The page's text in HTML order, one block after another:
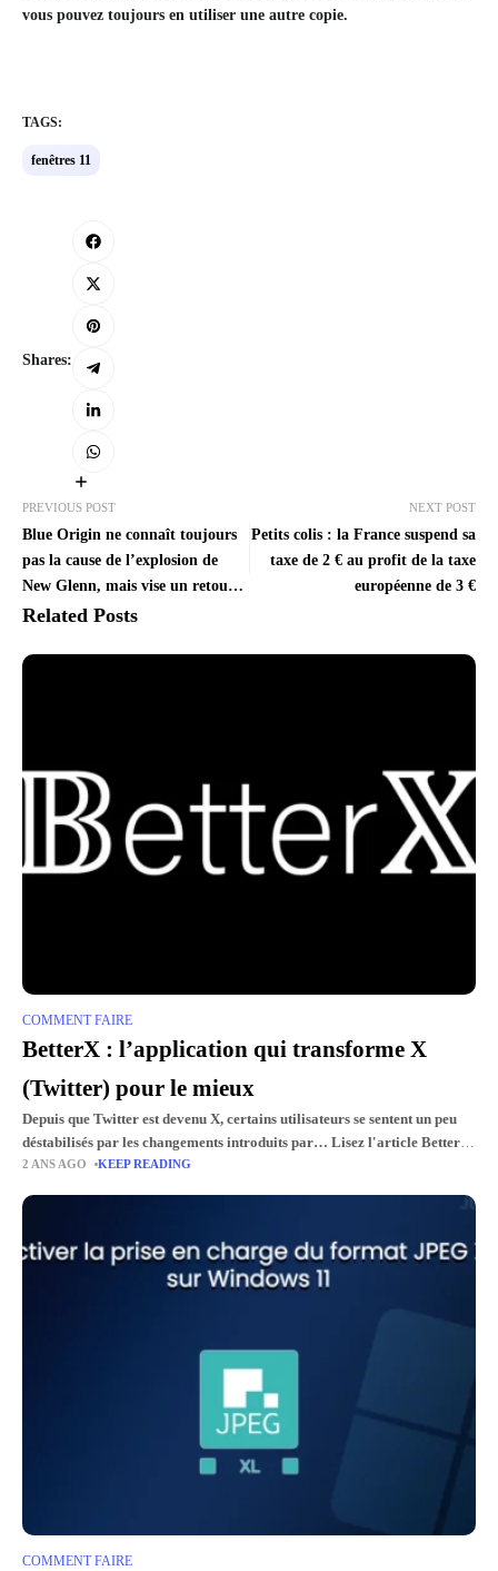
vous pouvez toujours en utiliser une autre copie.
TAGS:
fenêtres 11
Shares:
PREVIOUS POST
Blue Origin ne connaît toujours
pas la cause de l’explosion de
New Glenn, mais vise un retour
en vol en 2026
NEXT POST
Petits colis : la France suspend sa
taxe de 2 € au profit de la taxe
européenne de 3 €
Related Posts
COMMENT FAIRE
BetterX : l’application qui transforme X
(Twitter) pour le mieux
Depuis que Twitter est devenu X, certains utilisateurs se sentent un peu
déstabilisés par les changements introduits par… Lisez l'article BetterX
: l'application qui transforme X (Twitter) pour le mieux
2 ANS AGO KEEP READING
COMMENT FAIRE